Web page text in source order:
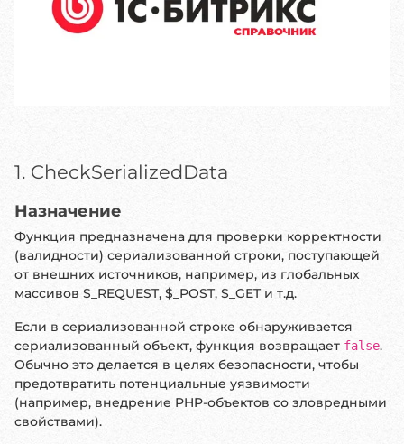
1. CheckSerializedData
Назначение
Функция предназначена для проверки корректности
(валидности) сериализованной строки, поступающей
от внешних источников, например, из глобальных
массивов $_REQUEST, $_POST, $_GET и т.д.
Если в сериализованной строке обнаруживается
сериализованный объект, функция возвращает false.
Обычно это делается в целях безопасности, чтобы
предотвратить потенциальные уязвимости
(например, внедрение PHP-объектов со зловредными
свойствами).